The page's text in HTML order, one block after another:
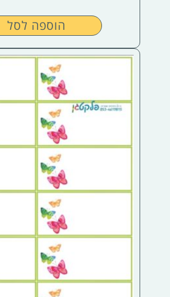
הוספה לסל